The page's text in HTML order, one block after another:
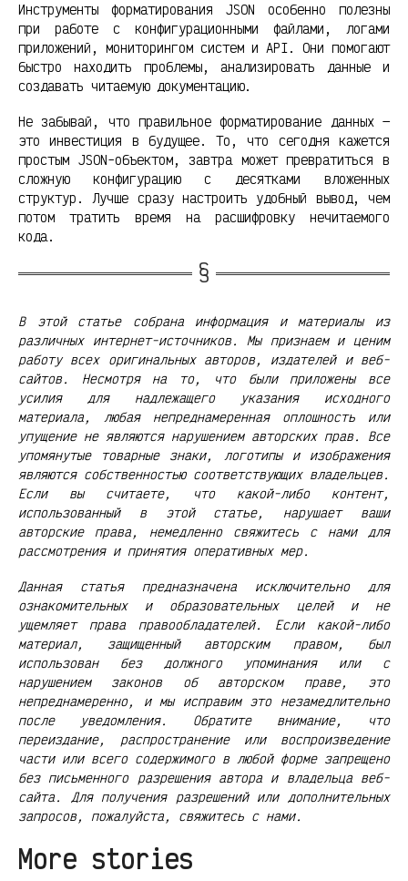
Инструменты форматирования JSON особенно полезны
при работе с конфигурационными файлами, логами
приложений, мониторингом систем и API. Они помогают
быстро находить проблемы, анализировать данные и
создавать читаемую документацию.
Не забывай, что правильное форматирование данных —
это инвестиция в будущее. То, что сегодня кажется
простым JSON-объектом, завтра может превратиться в
сложную конфигурацию с десятками вложенных
структур. Лучше сразу настроить удобный вывод, чем
потом тратить время на расшифровку нечитаемого
кода.
В этой статье собрана информация и материалы из
различных интернет-источников. Мы признаем и ценим
работу всех оригинальных авторов, издателей и веб-
сайтов. Несмотря на то, что были приложены все
усилия для надлежащего указания исходного
материала, любая непреднамеренная оплошность или
упущение не являются нарушением авторских прав. Все
упомянутые товарные знаки, логотипы и изображения
являются собственностью соответствующих владельцев.
Если вы считаете, что какой-либо контент,
использованный в этой статье, нарушает ваши
авторские права, немедленно свяжитесь с нами для
рассмотрения и принятия оперативных мер.
Данная статья предназначена исключительно для
ознакомительных и образовательных целей и не
ущемляет права правообладателей. Если какой-либо
материал, защищенный авторским правом, был
использован без должного упоминания или с
нарушением законов об авторском праве, это
непреднамеренно, и мы исправим это незамедлительно
после уведомления. Обратите внимание, что
переиздание, распространение или воспроизведение
части или всего содержимого в любой форме запрещено
без письменного разрешения автора и владельца веб-
сайта. Для получения разрешений или дополнительных
запросов, пожалуйста, свяжитесь с нами.
More stories